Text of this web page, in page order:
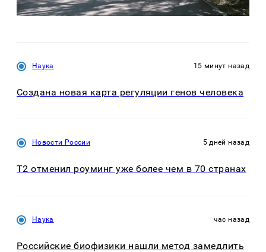
Наука 15 минут назад
Создана новая карта регуляции генов человека
Новости России 5 дней назад
Т2 отменил роуминг уже более чем в 70 странах
Наука час назад
Российские биофизики нашли метод замедлить